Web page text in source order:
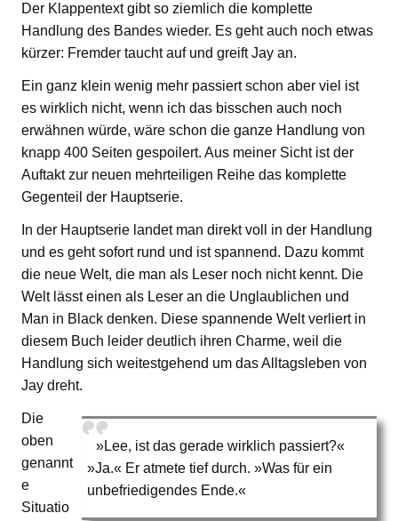
Der Klappentext gibt so ziemlich die komplette
Handlung des Bandes wieder. Es geht auch noch etwas
kürzer: Fremder taucht auf und greift Jay an.
Ein ganz klein wenig mehr passiert schon aber viel ist
es wirklich nicht, wenn ich das bisschen auch noch
erwähnen würde, wäre schon die ganze Handlung von
knapp 400 Seiten gespoilert. Aus meiner Sicht ist der
Auftakt zur neuen mehrteiligen Reihe das komplette
Gegenteil der Hauptserie.
In der Hauptserie landet man direkt voll in der Handlung
und es geht sofort rund und ist spannend. Dazu kommt
die neue Welt, die man als Leser noch nicht kennt. Die
Welt lässt einen als Leser an die Unglaublichen und
Man in Black denken. Diese spannende Welt verliert in
diesem Buch leider deutlich ihren Charme, weil die
Handlung sich weitestgehend um das Alltagsleben von
Jay dreht.
»Lee, ist das gerade wirklich passiert?«
»Ja.« Er atmete tief durch. »Was für ein
unbefriedigendes Ende.«
Die
oben
genannt
e
Situatio